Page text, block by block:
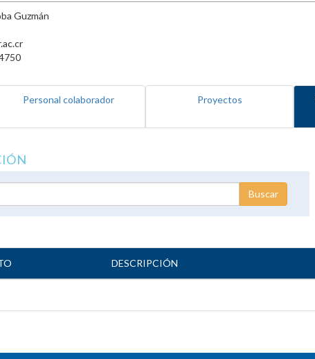
Guzmán
Personal colaborador Proyectos
DESCRIPCIÓN